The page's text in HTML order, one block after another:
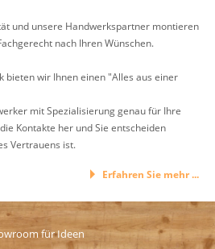
und unsere Handwerkspartner montieren
nach Ihren Wünschen.
bieten wir Ihnen einen "Alles aus einer
mit Spezialisierung genau für Ihre
Kontakte her und Sie entscheiden
Vertrauens ist.
Erfahren Sie mehr ...
für Ideen